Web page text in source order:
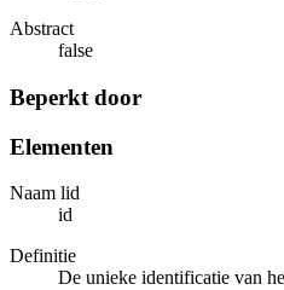
Abstract
false
Beperkt door
Elementen
Naam lid
id
Definitie
De unieke identificatie van